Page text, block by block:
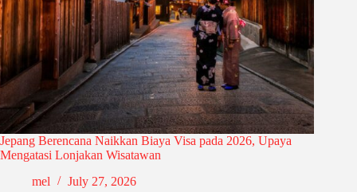
Jepang Berencana Naikkan Biaya Visa pada 2026, Upaya
Mengatasi Lonjakan Wisatawan
mel
July 27, 2026